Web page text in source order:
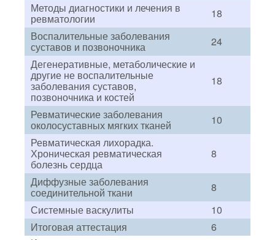
Методы диагностики и лечения в
ревматологии
18
Воспалительные заболевания
суставов и позвоночника
24
Дегенеративные, метаболические и
другие не воспалительные
заболевания суставов,
позвоночника и костей
18
Ревматические заболевания
околосуставных мягких тканей
10
Ревматическая лихорадка.
Хроническая ревматическая
болезнь сердца
8
Диффузные заболевания
соединительной ткани
8
Системные васкулиты
10
Итоговая аттестация
6